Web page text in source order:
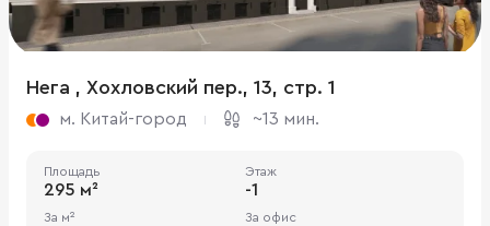
Нега , Хохловский пер., 13, стр. 1
м. Китай-город ~13 мин.
Площадь
295 м²
Этаж
-1
За м² За офис